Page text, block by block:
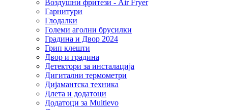
Воздушни фритези - Air Fryer
Гарнитури
Глодалки
Големи аголни брусилки
Градина и Двор 2024
Грип клешти
Двор и градина
Детектори за инсталација
Дигитални термометри
Дијамантска техника
Длета и додатоци
Додатоци за Multievo